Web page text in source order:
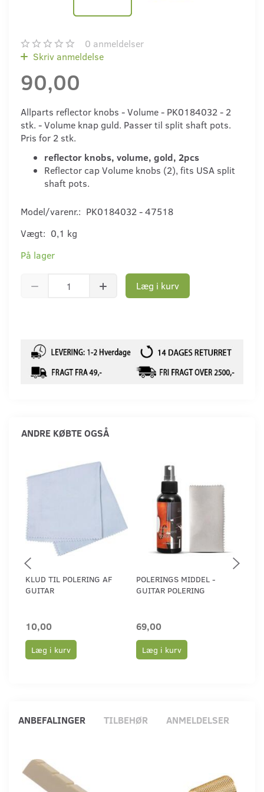
0 anmeldelser
Skriv anmeldelse
90,00
Allparts reflector knobs - Volume - PK0184032 - 2
stk. - Volume knap guld. Passer til split shaft pots.
Pris for 2 stk.
reflector knobs, volume, gold, 2pcs
Reflector cap Volume knobs (2), fits USA split
shaft pots.
Model/varenr.: PK0184032 - 47518
Vægt: 0,1 kg
På lager
Læg i kurv
ANDRE KØBTE OGSÅ
KLUD TIL POLERING AF
GUITAR
10,00
Læg i kurv
POLERINGS MIDDEL -
GUITAR POLERING
69,00
Læg i kurv
ANBEFALINGER TILBEHØR ANMELDELSER